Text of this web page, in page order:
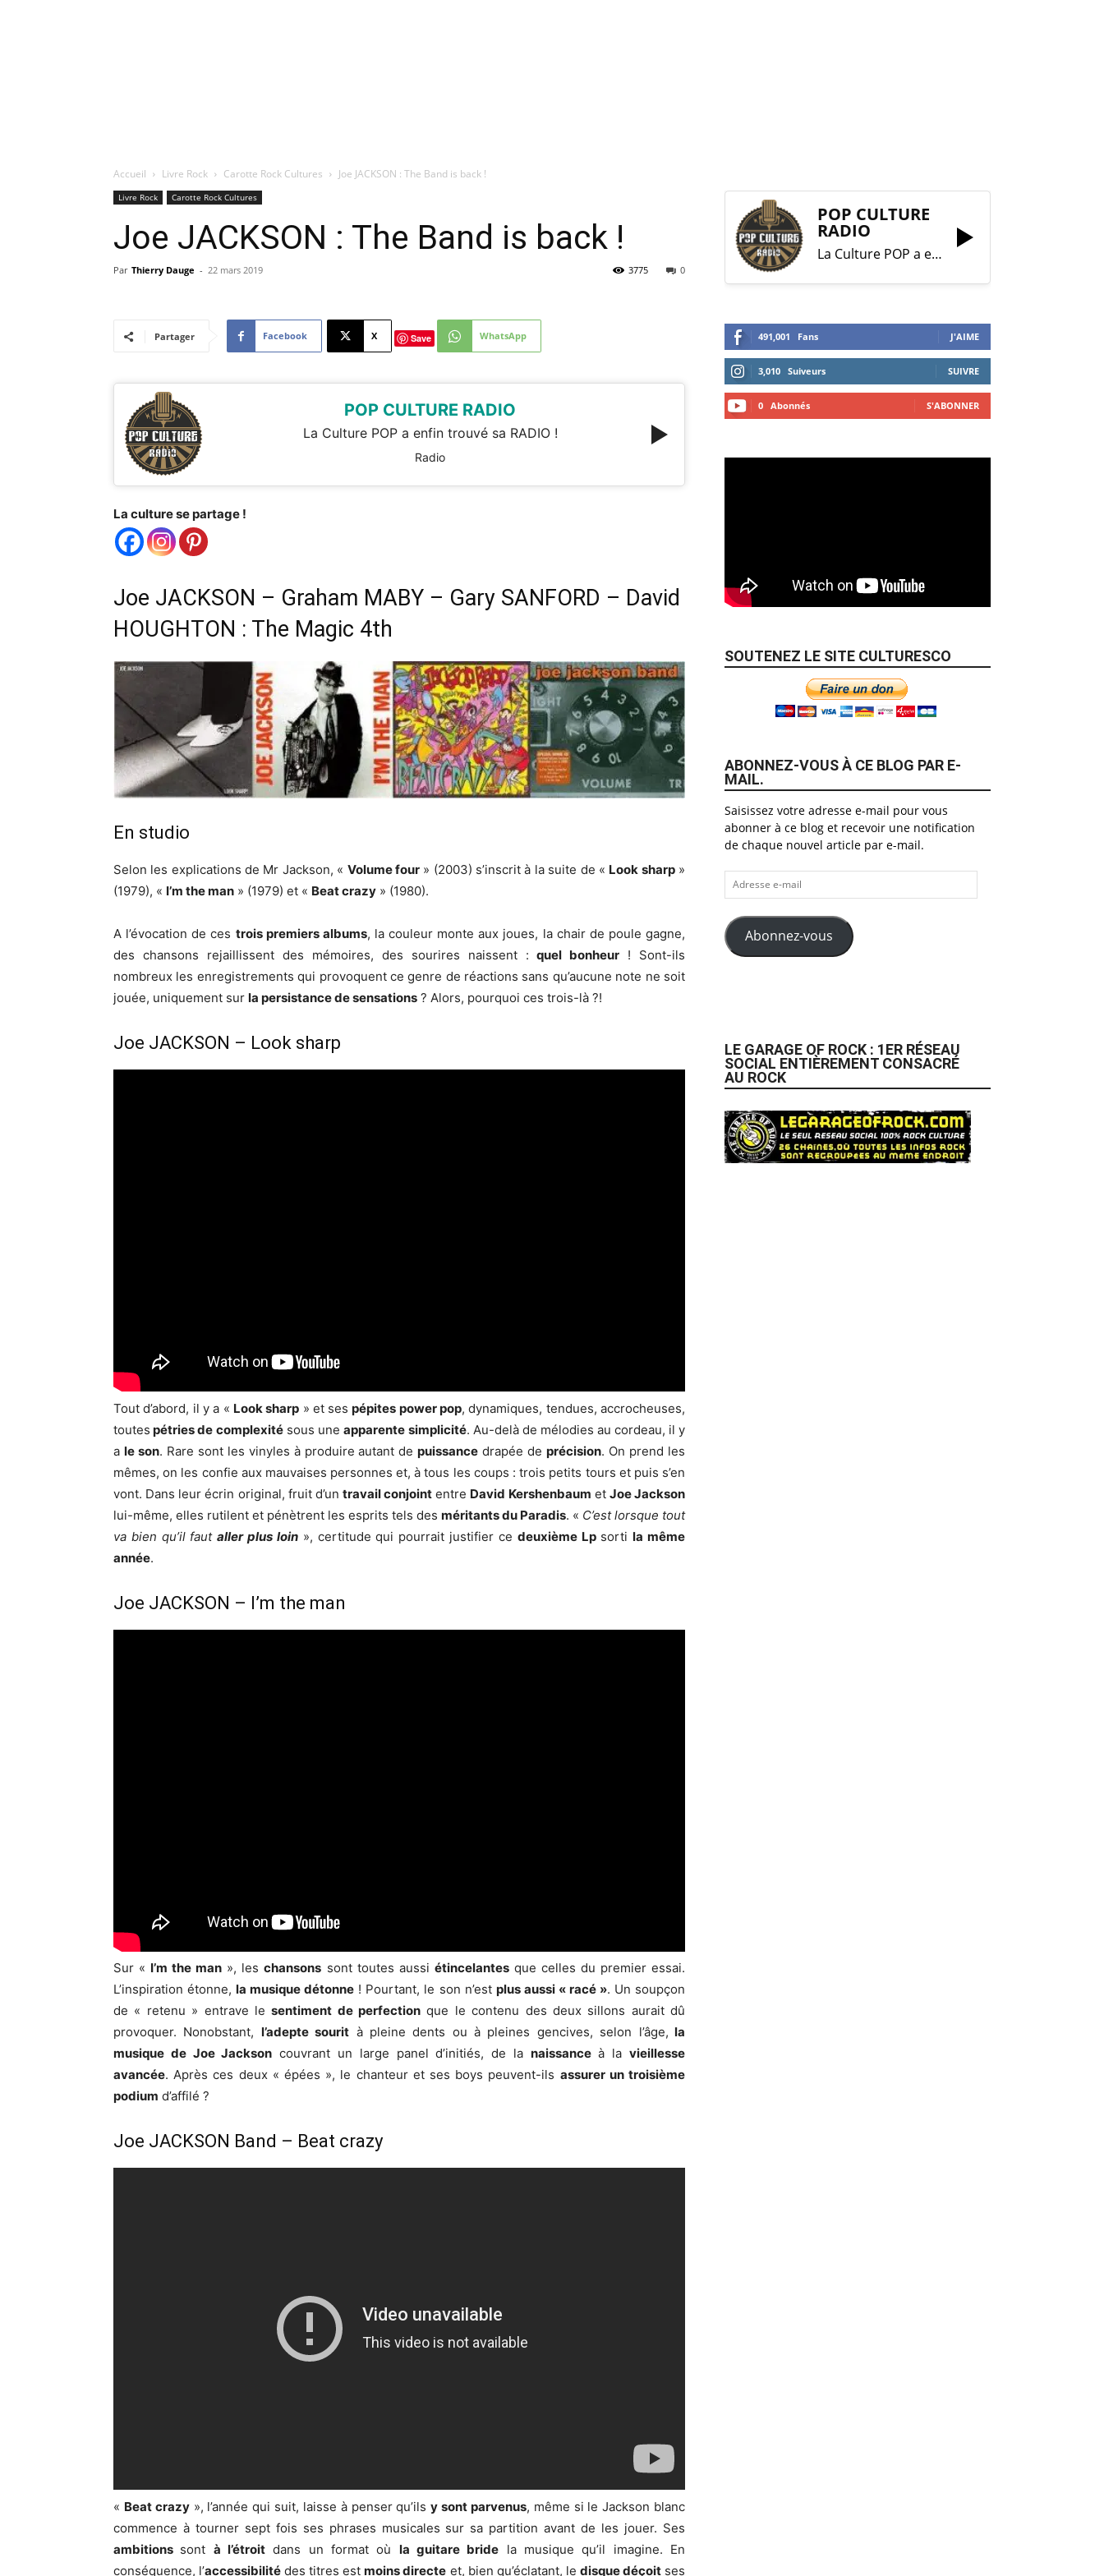
Accueil Livre Rock Carotte Rock Cultures Joe JACKSON : The Band is back !
Livre Rock Carotte Rock Cultures
Joe JACKSON : The Band is back !
Par Thierry Dauge - 22 mars 2019 0
3775
Partager Facebook X Save WhatsApp
POP CULTURE RADIO
La Culture POP a enfin trouvé sa RADIO !
Radio
La culture se partage !
Joe JACKSON – Graham MABY – Gary SANFORD – David
HOUGHTON : The Magic 4th
En studio
Selon les explications de Mr Jackson, « Volume four» (2003) s’inscrit à la suite de « Look sharp»
(1979), « I’m the man » (1979) et « Beat crazy » (1980).
A l’évocation de ces trois premiers albums, la couleur monte aux joues, la chair de poule gagne,
des chansons rejaillissent des mémoires, des sourires naissent : quel bonheur ! Sont-ils
nombreux les enregistrements qui provoquent ce genre de réactions sans qu’aucune note ne soit
jouée, uniquement sur la persistance de sensations ? Alors, pourquoi ces trois-là ?!
Joe JACKSON – Look sharp
Tout d’abord, il y a « Look sharp » et sespépites power pop, dynamiques, tendues, accrocheuses,
toutes pétries de complexité sous uneapparente simplicité. Au-delà de mélodies au cordeau, il y
a le son. Rare sont les vinyles à produire autant depuissance drapée deprécision. On prend les
mêmes, on les confie aux mauvaises personnes et, à tous les coups : trois petits tours et puis s’en
vont. Dans leur écrin original, fruit d’un travail conjoint entre David Kershenbaum et Joe Jackson
lui-même, elles rutilent et pénètrent les esprits tels des méritants du Paradis. « C’est lorsque tout
va bien qu’il fautaller plus loin», certitude qui pourrait justifier ce deuxième Lpsortila même
année.
Joe JACKSON – I’m the man
Sur « I’m the man », leschansons sont toutes aussi étincelantesque celles du premier essai.
L’inspiration étonne,la musique détonne ! Pourtant, le son n’est plus aussi « racé ». Un soupçon
de « retenu » entrave lesentiment de perfection que le contenu des deux sillons aurait dû
provoquer. Nonobstant, l’adepte sourit à pleine dents ou à pleines gencives, selon l’âge, la
musique de Joe Jackson couvrant un large panel d’initiés, de la naissanceà lavieillesse
avancée. Après ces deux « épées », le chanteur et ses boys peuvent-ils assurer un troisième
podium d’affilé ?
Joe JACKSON Band – Beat crazy
« Beat crazy», l’année qui suit, laisse à penser qu’ilsy sont parvenus, même si le Jackson blanc
commence à tourner sept fois ses phrases musicales sur sa partition avant de les jouer. Ses
ambitions sont à l’étroit dans un format où la guitare bride la musique qu’il imagine. En
conséquence, l’accessibilité des titres estmoins directe et, bien qu’éclatant, le disque déçoitses
POP CULTURE
RADIO
La Culture POP a enfin trouvé sa RADIO !
491,001 Fans J'AIME
3,010 Suiveurs SUIVRE
0 Abonnés S'ABONNER
SOUTENEZ LE SITE CULTURESCO
ABONNEZ-VOUS À CE BLOG PAR E-
MAIL.
Saisissez votre adresse e-mail pour vous
abonner à ce blog et recevoir une notification
de chaque nouvel article par e-mail.
Adresse
e-
mail
Abonnez-vous
LE GARAGE OF ROCK : 1ER RÉSEAU
SOCIAL ENTIÈREMENT CONSACRÉ
AU ROCK